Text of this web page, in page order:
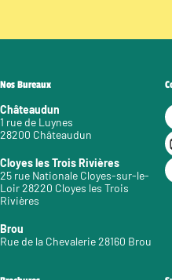
Nos Bureaux
Châteaudun
1 rue de Luynes
28200 Châteaudun
Cloyes les Trois Rivières
25 rue Nationale Cloyes-sur-le-
Loir 28220 Cloyes les Trois
Rivières
Brou
Rue de la Chevalerie 28160 Brou